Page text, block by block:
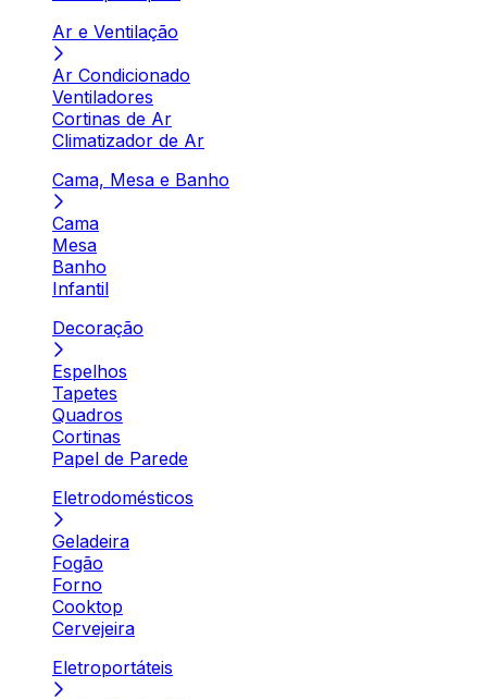
Ar e Ventilação
Ar Condicionado
Ventiladores
Cortinas de Ar
Climatizador de Ar
Cama, Mesa e Banho
Cama
Mesa
Banho
Infantil
Decoração
Espelhos
Tapetes
Quadros
Cortinas
Papel de Parede
Eletrodomésticos
Geladeira
Fogão
Forno
Cooktop
Cervejeira
Eletroportáteis